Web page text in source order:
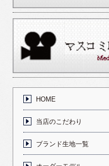
HOME
当店のこだわり
ブランド生地一覧